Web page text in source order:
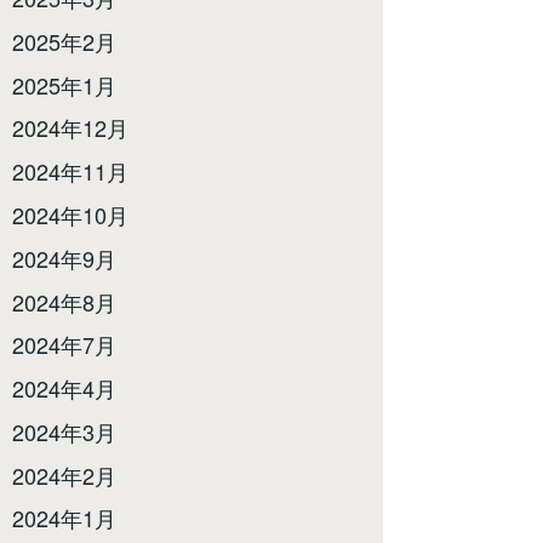
2025年2月
2025年1月
2024年12月
2024年11月
2024年10月
2024年9月
2024年8月
2024年7月
2024年4月
2024年3月
2024年2月
2024年1月